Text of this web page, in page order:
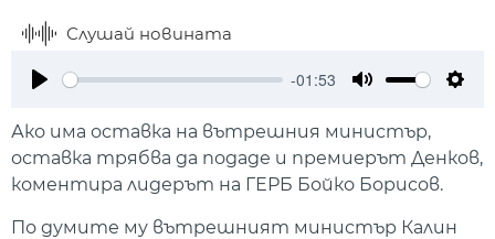
Слушай новината
-01:53
Ако има оставка на вътрешния министър,
оставка трябва да подаде и премиерът Денков,
коментира лидерът на ГЕРБ Бойко Борисов.
По думите му вътрешният министър Калин